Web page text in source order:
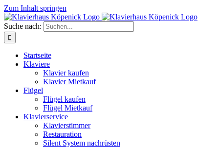
Zum Inhalt springen
Suche nach:
Startseite
Klaviere
Klavier kaufen
Klavier Mietkauf
Flügel
Flügel kaufen
Flügel Mietkauf
Klavierservice
Klavierstimmer
Restauration
Silent System nachrüsten